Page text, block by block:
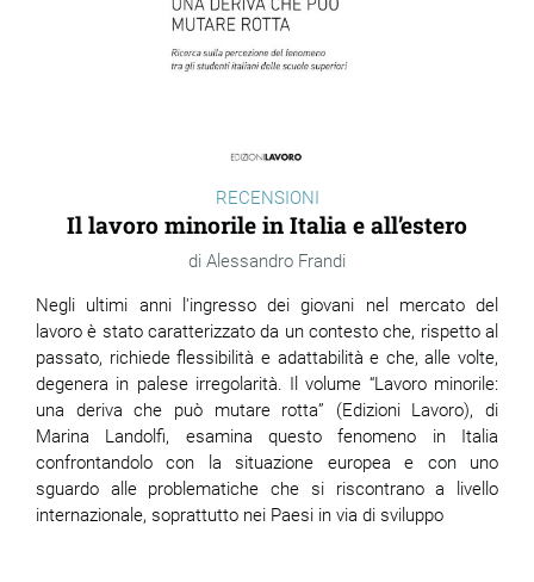
RECENSIONI
Il lavoro minorile in Italia e all’estero
Alessandro Frandi
Negli ultimi anni l'ingresso dei giovani nel mercato del
lavoro è stato caratterizzato da un contesto che, rispetto al
passato, richiede flessibilità e adattabilità e che, alle volte,
degenera in palese irregolarità. Il volume “Lavoro minorile:
una deriva che può mutare rotta” (Edizioni Lavoro), di
Marina Landolfi, esamina questo fenomeno in Italia
confrontandolo con la situazione europea e con uno
sguardo alle problematiche che si riscontrano a livello
internazionale, soprattutto nei Paesi in via di sviluppo